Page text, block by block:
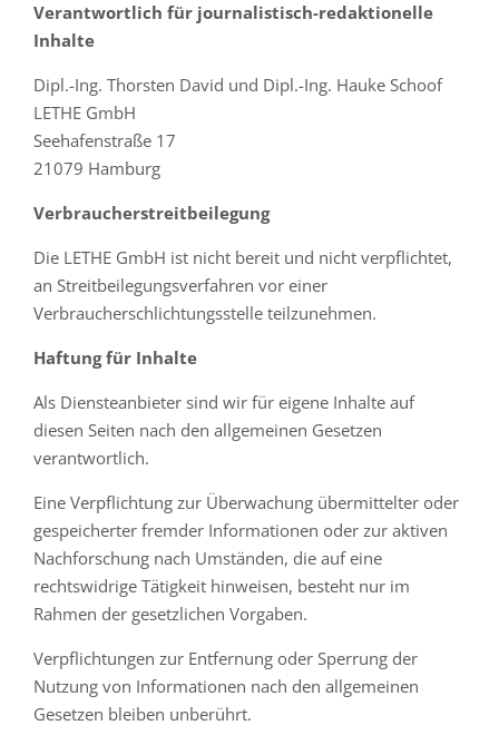
Verantwortlich für journalistisch-redaktionelle
Inhalte
Dipl.-Ing. Thorsten David und Dipl.-Ing. Hauke Schoof
LETHE GmbH
Seehafenstraße 17
21079 Hamburg
Verbraucherstreitbeilegung
Die LETHE GmbH ist nicht bereit und nicht verpflichtet,
an Streitbeilegungsverfahren vor einer
Verbraucherschlichtungsstelle teilzunehmen.
Haftung für Inhalte
Als Diensteanbieter sind wir für eigene Inhalte auf
diesen Seiten nach den allgemeinen Gesetzen
verantwortlich.
Eine Verpflichtung zur Überwachung übermittelter oder
gespeicherter fremder Informationen oder zur aktiven
Nachforschung nach Umständen, die auf eine
rechtswidrige Tätigkeit hinweisen, besteht nur im
Rahmen der gesetzlichen Vorgaben.
Verpflichtungen zur Entfernung oder Sperrung der
Nutzung von Informationen nach den allgemeinen
Gesetzen bleiben unberührt.